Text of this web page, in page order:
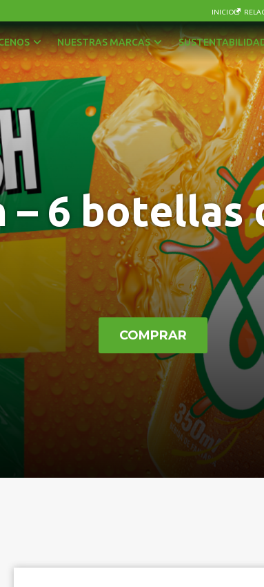
INICIO
NUESTRAS MARCAS
AGUAS
BEBIDAS CON GAS
CERVEZAS
ENERGÉTICAS Y DEPORTIVAS
JUGOS, NÉCTARES Y BEBIDAS EN POLVO
OTRAS BEBIDAS
PISCOS Y LICORES
SIDRA
VINOS Y ESPUMANTES
– 6 botellas
COMPRAR